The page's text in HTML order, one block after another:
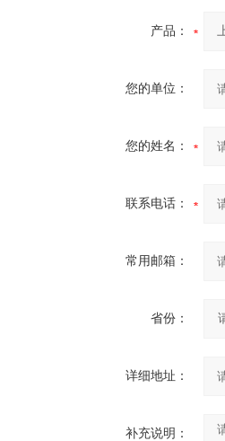
产品：
您的单位：
您的姓名：
联系电话：
常用邮箱：
省份：
详细地址：
补充说明：